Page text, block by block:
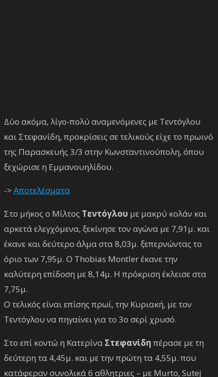
Δύο ακόμα, λίγο-πολύ αναμενόμενες με Τεντόγλου
και Στεφανίδη, προκρίσεις σε τελικούς είχε το πρωινό
της Παρασκευής 3/3 στην Κωνσταντινούπολη, όπου
ξεχώρισε η Εμμανουηλίδου.
-> Αποτελέσματα
Στο μήκος ο Μίλτος Τεντόγλου με μακρύ κολάν και
αρκετά ελεγχόμενα, ξεκίνησε τον αγώνα με 7,91μ. και
έκανε και δεύτερο άλμα στα 8,03μ. ξεπερνώντας το
όριο των 7,95μ. Ο Thobias Montler έκανε την
καλύτερη επίδοση με 8,14μ. Η πρόκριση έκλεισε στα
7,75μ.
Ο τελικός είναι επίσης πρωί, την Κυριακή, με τον
Τεντόγλου να πηγαίνει για το 3ο σερί χρυσό.
Στο επί κοντώ η Κατερίνα Στεφανίδη πέρασε με τη
δεύτερη τα 4,45μ. και με την πρώτη τα 4,55μ. που
κατάφεραν συνολικά 6 αθλητριες – με Murto, Sutej